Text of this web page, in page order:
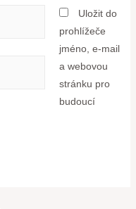
Uložit do
prohlížeče
jméno, e-mail
a webovou
stránku pro
budoucí